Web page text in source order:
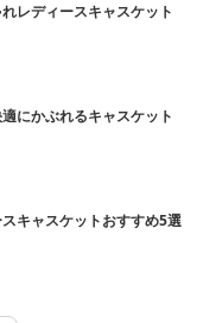
レディースキャスケット
にかぶれるキャスケット
キャスケットおすすめ5選